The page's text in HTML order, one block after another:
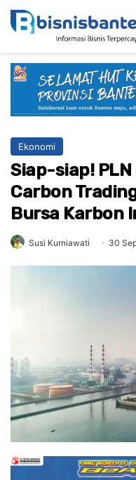
Ekonomi
Siap-siap!
Carbon
Bursa Karbon
Susi Kurniawati 30